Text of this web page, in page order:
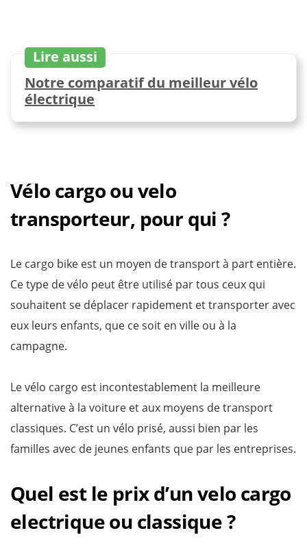
Lire aussi
Notre comparatif du meilleur vélo
électrique
Vélo cargo ou velo
transporteur, pour qui ?
Le cargo bike est un moyen de transport à part entière.
Ce type de vélo peut être utilisé par tous ceux qui
souhaitent se déplacer rapidement et transporter avec
eux leurs enfants, que ce soit en ville ou à la
campagne.
Le vélo cargo est incontestablement la meilleure
alternative à la voiture et aux moyens de transport
classiques. C’est un vélo prisé, aussi bien par les
familles avec de jeunes enfants que par les entreprises.
Quel est le prix d’un velo cargo
electrique ou classique ?